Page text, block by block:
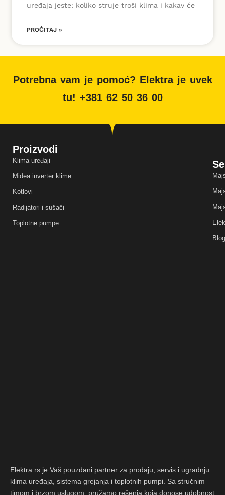
uređaja jeste: koliko struje troši klima i kakav će
PROČITAJ »
Potrebna vam je pomoć? Elektra je uvek
tu! +381 62 50 36 00
Proizvodi
Klima uređaji
Midea inverter klime
Kotlovi
Radijatori i sušači
Toplotne pumpe
Blog
Elektra.rs je Vaš pouzdani partner za prodaju, servis i ugradnju
klima uređaja, sistema grejanja i toplotnih pumpi. Sa stručnim
timom i brzom uslugom, pružamo rešenja koja donose udobnost